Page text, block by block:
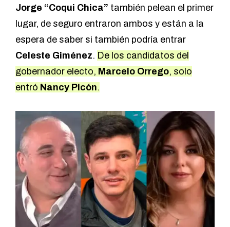
Jorge “Coqui Chica” también pelean el primer
lugar, de seguro entraron ambos y están a la
espera de saber si también podría entrar
Celeste Giménez. De los candidatos del
gobernador electo, Marcelo Orrego, solo
entró Nancy Picón.